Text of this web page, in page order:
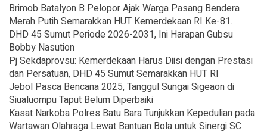
Brimob Batalyon B Pelopor Ajak Warga Pasang Bendera
Merah Putih Semarakkan HUT Kemerdekaan RI Ke-81.
DHD 45 Sumut Periode 2026-2031, Ini Harapan Gubsu
Bobby Nasution
Pj Sekdaprovsu: Kemerdekaan Harus Diisi dengan Prestasi
dan Persatuan, DHD 45 Sumut Semarakkan HUT RI
Jebol Pasca Bencana 2025, Tanggul Sungai Sigeaon di
Siualuompu Taput Belum Diperbaiki
Kasat Narkoba Polres Batu Bara Tunjukkan Kepedulian pada
Wartawan Olahraga Lewat Bantuan Bola untuk Sinergi SC